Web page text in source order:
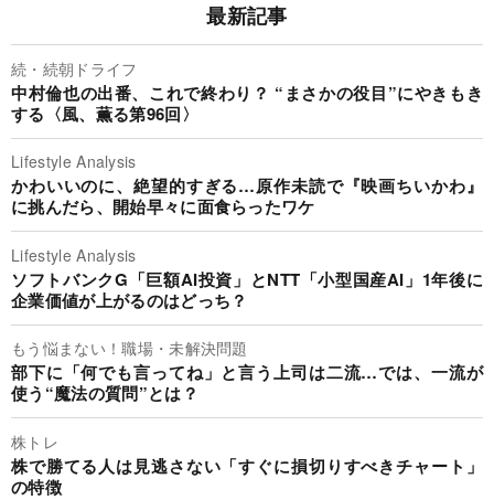
最新記事
続・続朝ドライフ
中村倫也の出番、これで終わり？ “まさかの役目”にやきもき
する〈風、薫る第96回〉
Lifestyle Analysis
かわいいのに、絶望的すぎる…原作未読で『映画ちいかわ』
に挑んだら、開始早々に面食らったワケ
Lifestyle Analysis
ソフトバンクG「巨額AI投資」とNTT「小型国産AI」1年後に
企業価値が上がるのはどっち？
もう悩まない！職場・未解決問題
部下に「何でも言ってね」と言う上司は二流…では、一流が
使う“魔法の質問”とは？
株トレ
株で勝てる人は見逃さない「すぐに損切りすべきチャート」
の特徴